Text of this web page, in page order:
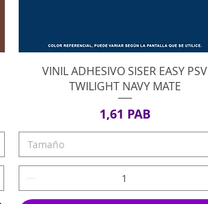
Vista rápida
VINIL ADHESIVO SISER EASY PSV
TWILIGHT NAVY MATE
Precio
1,61 PAB
Tamaño